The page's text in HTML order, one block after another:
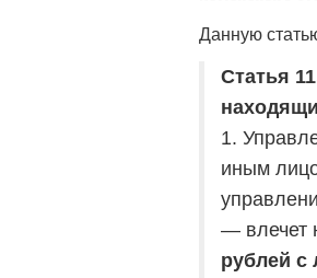
Данную
Статья
1.
иным
— влечет
рублей с